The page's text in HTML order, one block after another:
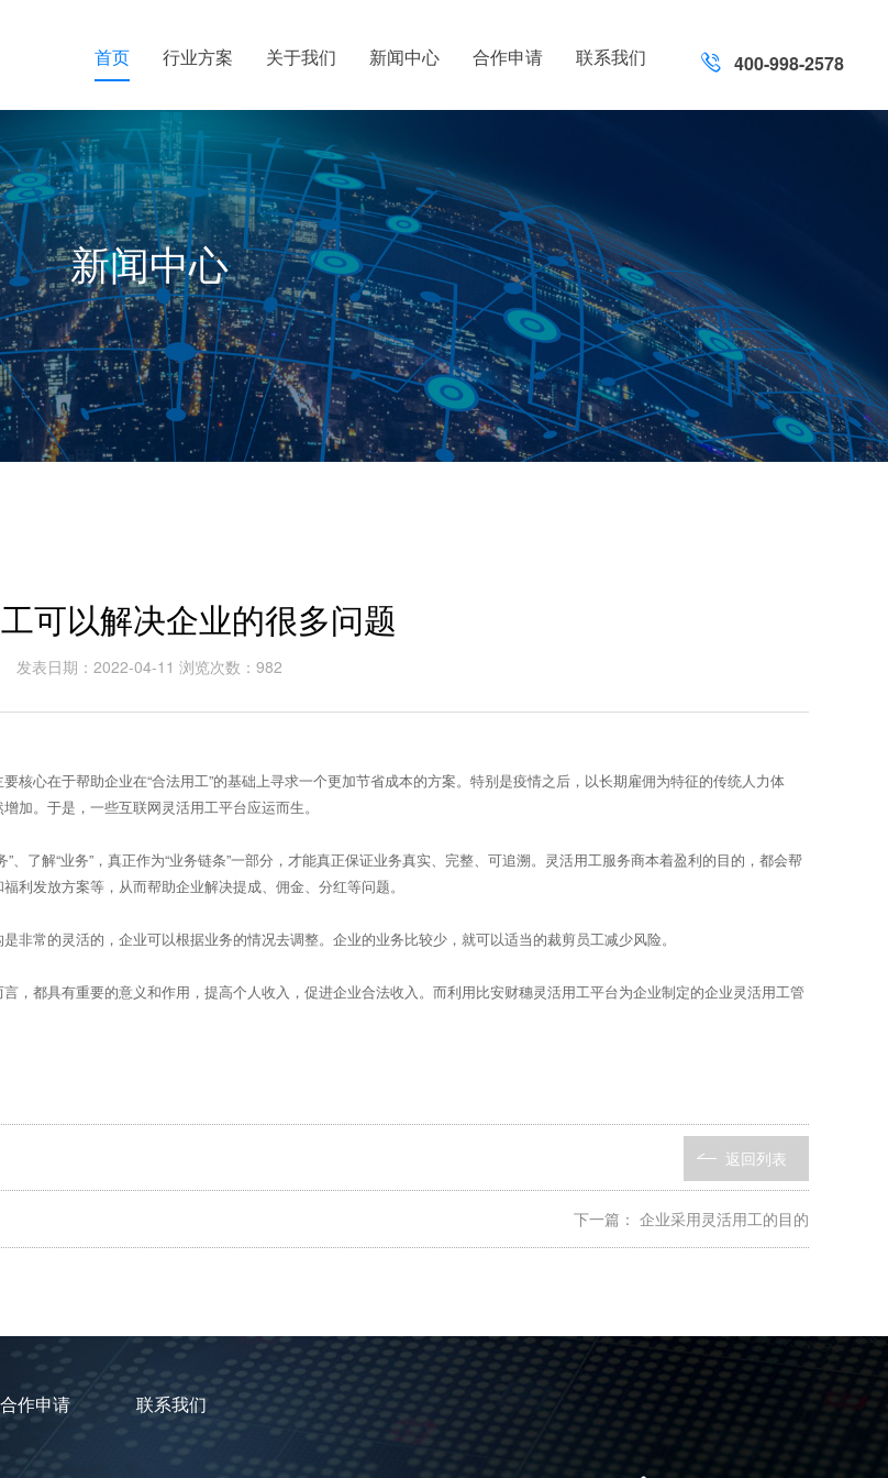
 400-998-2578
首页 行业方案 关于我们 新闻中心 合作申请 联系我们
新闻中心
可以解决企业的很多问题
发表日期：2022-04-11 浏览次数：982
核心在于帮助企业在“合法用工”的基础上寻求一个更加节省成本的方案。特别是疫情之后，以长期雇佣为特征的传统人力体
加。于是，一些互联网灵活用工平台应运而生。
了解“业务”，真正作为“业务链条”一部分，才能真正保证业务真实、完整、可追溯。灵活用工服务商本着盈利的目的，都会帮
利发放方案等，从而帮助企业解决提成、佣金、分红等问题。
常的灵活的，企业可以根据业务的情况去调整。企业的业务比较少，就可以适当的裁剪员工减少风险。
，都具有重要的意义和作用，提高个人收入，促进企业合法收入。而利用比安财穗灵活用工平台为企业制定的企业灵活用工管
返回列表
下一篇： 企业采用灵活用工的目的
合作申请 联系我们